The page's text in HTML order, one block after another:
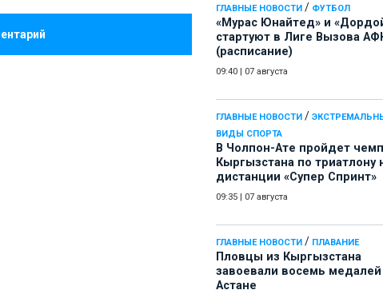
ГЛАВНЫЕ НОВОСТИ / ФУТБОЛ
«Мурас Юнайтед» и
стартуют в Лиге Вызова
(расписание)
09:40 07 августа
ГЛАВНЫЕ НОВОСТИ /
ВИДЫ СПОРТА
В Чолпон-Ате пройдет
Кыргызстана по триатлону
дистанции «Супер Спринт»
09:35 07 августа
ГЛАВНЫЕ НОВОСТИ / ПЛАВАНИЕ
Пловцы из Кыргызстана
завоевали восемь
Астане